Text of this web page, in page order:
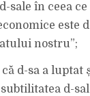
sale în ceea
este
nostru”;
că d-sa a luptat
d-